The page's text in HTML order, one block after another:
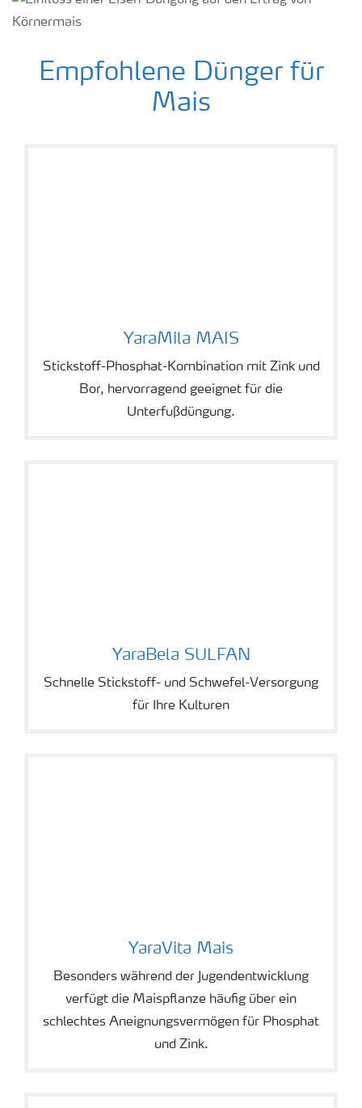
Empfohlene Dünger für
Mais
YaraMila MAIS
Stickstoff-Phosphat-Kombination mit Zink und
Bor, hervorragend geeignet für die
Unterfußdüngung.
YaraBela SULFAN
Schnelle Stickstoff- und Schwefel-Versorgung
für Ihre Kulturen
YaraVita Mais
Besonders während der Jugendentwicklung
verfügt die Maispflanze häufig über ein
schlechtes Aneignungsvermögen für Phosphat
und Zink.